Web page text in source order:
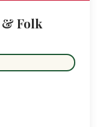
Folk